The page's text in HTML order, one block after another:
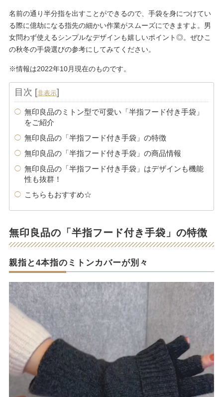
名前の通り半分指を出すことができるので、手袋を身につけてい
る際に億劫になる指先の細かい作業がスムーズにできますよ。男
女問わず使えるシンプルなデザインも嬉しいポイント◎。ぜひこ
の秋冬の手袋選びの参考にしてみてください。
※情報は2022年10月現在のものです。
目次 [非表示]
無印良品のミトン型で可愛い「半指フード付き手袋」
をご紹介
無印良品の「半指フード付き手袋」の特徴
無印良品の「半指フード付き手袋」の商品情報
無印良品の「半指フード付き手袋」はデザインも機能
性も抜群！
こちらもおすすめ☆
無印良品の「半指フード付き手袋」の特徴
親指と4本指のミトンカバーが別々